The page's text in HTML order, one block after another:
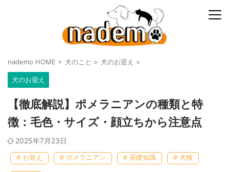
nademo HOME > 犬のこと > 犬のお迎え >
犬のお迎え
【徹底解説】ポメラニアンの種類と特
徴：毛色・サイズ・顔立ちから注意点
2025年7月23日
# お迎え # ポメラニアン # 基礎知識 # 犬種